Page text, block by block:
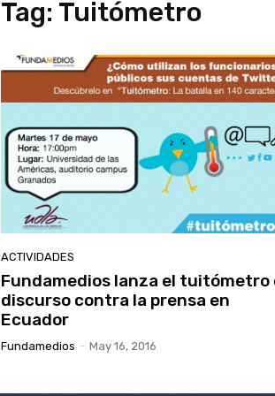
Tag: Tuitómetro
ACTIVIDADES
Fundamedios lanza el tuitómetro
discurso contra la prensa en
Ecuador
Fundamedios - May 16, 2016